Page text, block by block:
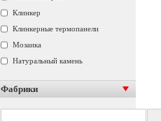
Клинкер
Клинкерные термопанели
Мозаика
Натуральный камень
Фабрики